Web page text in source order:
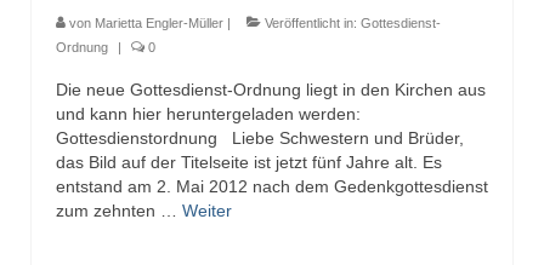
von Marietta Engler-Müller | Veröffentlicht in: Gottesdienst-
Ordnung
| 0
Die neue Gottesdienst-Ordnung liegt in den Kirchen aus
und kann hier heruntergeladen werden:
Gottesdienstordnung Liebe Schwestern und Brüder,
das Bild auf der Titelseite ist jetzt fünf Jahre alt. Es
entstand am 2. Mai 2012 nach dem Gedenkgottesdienst
zum zehnten … Weiter